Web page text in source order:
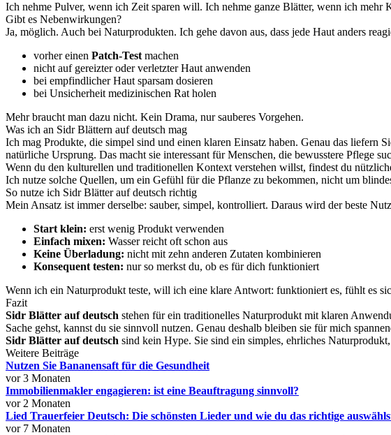
Ich nehme Pulver, wenn ich Zeit sparen will. Ich nehme ganze Blätter, wenn ich mehr
Gibt es Nebenwirkungen?
Ja, möglich. Auch bei Naturprodukten. Ich gehe davon aus, dass jede Haut anders
vorher einen Patch-Test machen
nicht auf gereizter oder verletzter Haut anwenden
bei empfindlicher Haut sparsam dosieren
bei Unsicherheit medizinischen Rat holen
Mehr braucht man dazu nicht. Kein Drama, nur sauberes Vorgehen.
Was ich an Sidr Blättern auf deutsch mag
Ich mag Produkte, die simpel sind und einen klaren Einsatz haben. Genau das
natürliche Ursprung. Das macht sie interessant für Menschen, die bewusstere Pflege
Wenn du den kulturellen und traditionellen Kontext verstehen willst, findest du
Ich nutze solche Quellen, um ein Gefühl für die Pflanze zu bekommen, nicht um
So nutze ich Sidr Blätter auf deutsch richtig
Mein Ansatz ist immer derselbe: sauber, simpel, kontrolliert. Daraus wird der beste
Start klein: erst wenig Produkt verwenden
Einfach mixen: Wasser reicht oft schon aus
Keine Überladung: nicht mit zehn anderen Zutaten kombinieren
Konsequent testen: nur so merkst du, ob es für dich funktioniert
Wenn ich ein Naturprodukt teste, will ich eine klare Antwort: funktioniert es, fühlt es
Fazit
Sidr Blätter auf deutsch stehen für ein traditionelles Naturprodukt mit klaren
Sache gehst, kannst du sie sinnvoll nutzen. Genau deshalb bleiben sie für mich
Sidr Blätter auf deutsch sind kein Hype. Sie sind ein simples, ehrliches
Weitere Beiträge
Nutzen Sie Bananensaft für die Gesundheit
vor 3 Monaten
Immobilienmakler engagieren: ist eine Beauftragung sinnvoll?
vor 2 Monaten
Lied Trauerfeier Deutsch: Die schönsten Lieder und wie du das richtige
vor 7 Monaten